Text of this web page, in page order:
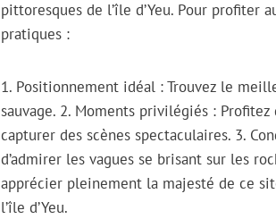
pittoresques de l’île d’Yeu. Pour
pratiques :
1. Positionnement idéal : Trouvez le
sauvage. 2. Moments privilégiés :
capturer des scènes spectaculaires. 3.
d’admirer les vagues se brisant sur les
apprécier pleinement la majesté de ce
l’île d’Yeu.